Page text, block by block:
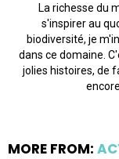
La richesse du
s'inspirer au
biodiversité, je
dans ce domaine.
jolies histoires, de
MORE FROM: